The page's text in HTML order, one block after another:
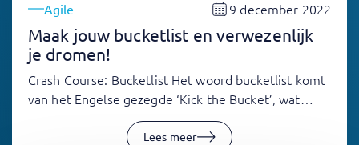
Agile 9 december 2022
Maak jouw bucketlist en verwezenlijk
je dromen!
Crash Course: Bucketlist Het woord bucketlist komt
van het Engelse gezegde ‘Kick the Bucket’, wat…
Lees meer